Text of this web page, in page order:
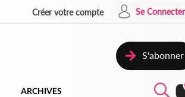
Créer votre compte Se Connecter
S'abonner
ARCHIVES